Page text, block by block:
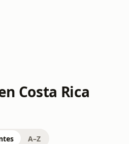
Costa Rica
A–Z